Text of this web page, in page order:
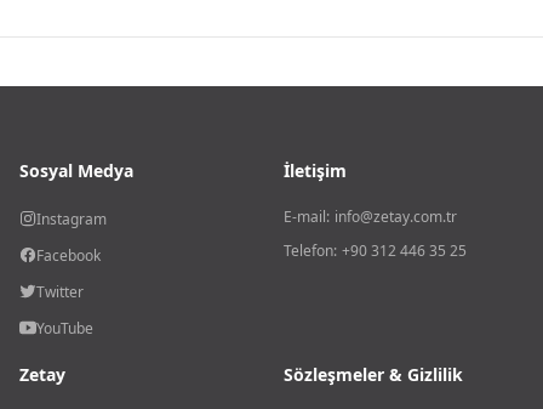
Sosyal Medya
Instagram
Facebook
Twitter
YouTube
İletişim
E-mail: info@zetay.com.tr
Telefon: +90 312 446 35 25
Zetay Sözleşmeler & Gizlilik